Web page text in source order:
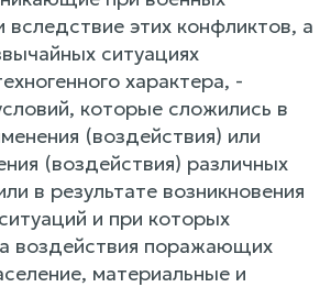
вследствие этих конфликтов, а
ситуациях
характера, -
которые сложились в
(воздействия) или
(воздействия) различных
в результате возникновения
и при которых
воздействия поражающих
материальные и